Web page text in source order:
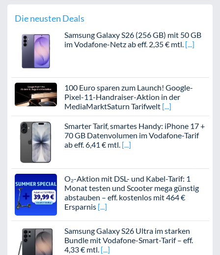
Die neusten Deals
Samsung Galaxy S26 (256 GB) mit 50 GB
im Vodafone-Netz ab eff. 2,35 € mtl.
100 Euro sparen zum Launch! Google-
Pixel-11-Handraiser-Aktion in der
MediaMarktSaturn Tarifwelt
Smarter Tarif, smartes Handy: iPhone 17 +
70 GB Datenvolumen im Vodafone-Tarif
ab eff. 6,41 € mtl.
O₂-Aktion mit DSL- und Kabel-Tarif: 1
Monat testen und Scooter mega günstig
abstauben – eff. kostenlos mit 464 €
Ersparnis
Samsung Galaxy S26 Ultra im starken
Bundle mit Vodafone-Smart-Tarif – eff.
4,33 € mtl.